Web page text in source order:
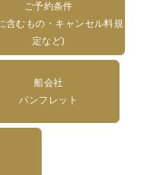
ご予約条件
含むもの・キャンセル料規
定など)
船会社
パンフレット